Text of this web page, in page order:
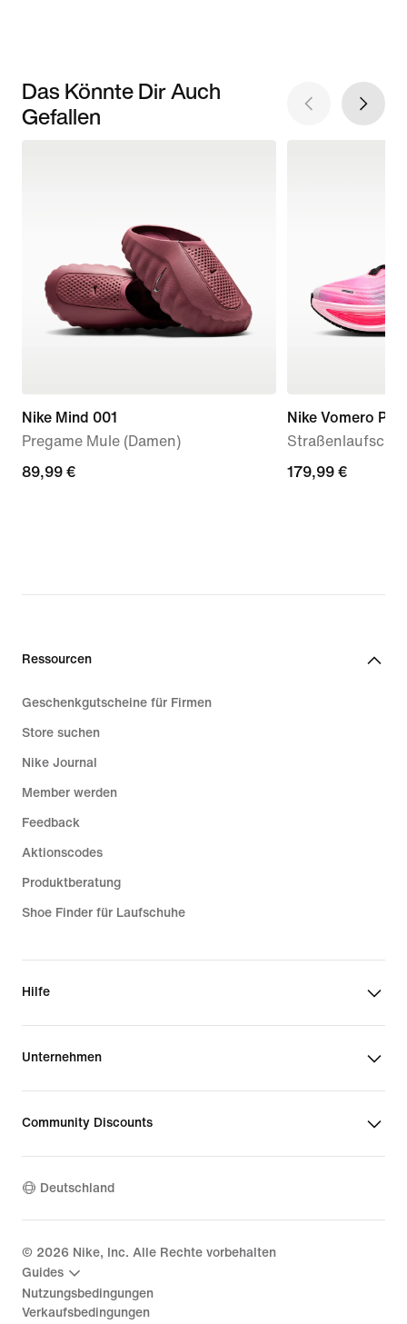
Das Könnte Dir Auch
Gefallen
Nike Mind 001
Pregame Mule (Damen)
89,99 €
89,99 €
Nike Vomero Plus
179,99 €
179,99 €
Ressourcen
Geschenkgutscheine für Firmen
Store suchen
Nike Journal
Member werden
Feedback
Aktionscodes
Produktberatung
Shoe Finder für Laufschuhe
Hilfe
Unternehmen
Community Discounts
Deutschland
© 2026 Nike, Inc. Alle Rechte vorbehalten
Guides
Nutzungsbedingungen
Verkaufsbedingungen